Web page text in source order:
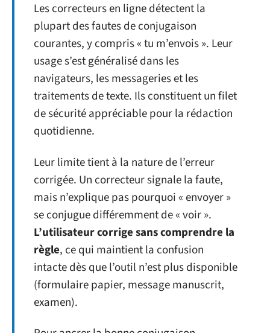
Les correcteurs en ligne détectent la
plupart des fautes de conjugaison
courantes, y compris « tu m’envois ». Leur
usage s’est généralisé dans les
navigateurs, les messageries et les
traitements de texte. Ils constituent un filet
de sécurité appréciable pour la rédaction
quotidienne.
Leur limite tient à la nature de l’erreur
corrigée. Un correcteur signale la faute,
mais n’explique pas pourquoi « envoyer »
se conjugue différemment de « voir ».
L’utilisateur corrige sans comprendre la
règle, ce qui maintient la confusion
intacte dès que l’outil n’est plus disponible
(formulaire papier, message manuscrit,
examen).